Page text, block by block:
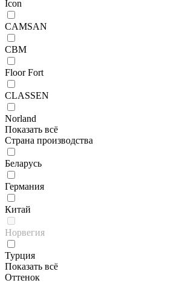
Icon
CAMSAN
CBM
Floor Fort
CLASSEN
Norland
Показать всё
Страна производства
Беларусь
Германия
Китай
Норвегия
Турция
Показать всё
Оттенок